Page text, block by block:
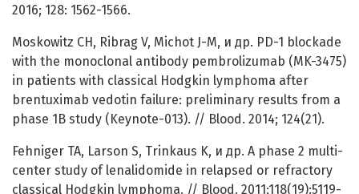
2016; 128: 1562-1566.
Moskowitz CH, Ribrag V, Michot J-M, и др. PD-1 blockade
with the monoclonal antibody pembrolizumab (MK-3475)
in patients with classical Hodgkin lymphoma after
brentuximab vedotin failure: preliminary results from a
phase 1B study (Keynote-013). // Blood. 2014; 124(21).
Fehniger TA, Larson S, Trinkaus K, и др. A phase 2 multi-
center study of lenalidomide in relapsed or refractory
classical Hodgkin lymphoma. // Blood. 2011;118(19):5119-